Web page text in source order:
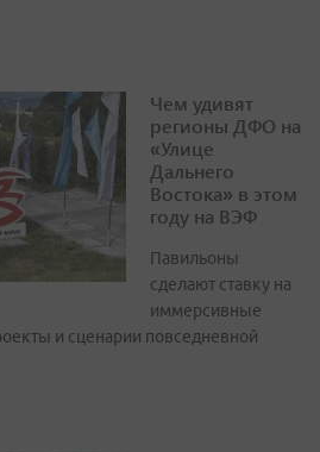
Чем удивят
регионы ДФО на
«Улице
Дальнего
Востока» в этом
году на ВЭФ
Павильоны
сделают ставку на
иммерсивные
и сценарии повседневной